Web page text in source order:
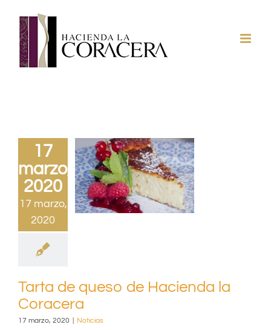
contenido
17
marzo,
2020
17 marzo,
2020
Tarta de queso de Hacienda la
Coracera
17 marzo, 2020 Noticias